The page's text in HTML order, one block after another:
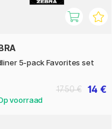
5-pack Favorites set
14 €
17.50 €